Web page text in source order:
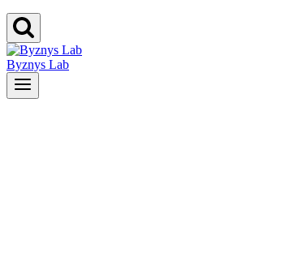
Byznys Lab